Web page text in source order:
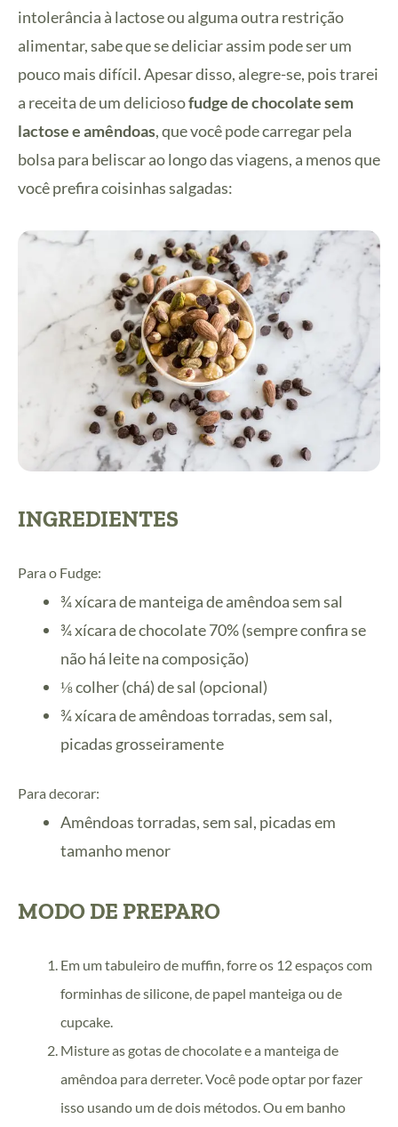
intolerância à lactose ou alguma outra restrição
alimentar, sabe que se deliciar assim pode ser um
pouco mais difícil. Apesar disso, alegre-se, pois trarei
a receita de um deliciosofudge de chocolate sem
lactose e amêndoas, que você pode carregar pela
bolsa para beliscar ao longo das viagens, a menos que
você prefira coisinhas salgadas:
INGREDIENTES
Para o Fudge:
¾ xícara de manteiga de amêndoa sem sal
¾ xícara de chocolate 70% (sempre confira se
não há leite na composição)
⅛ colher (chá) de sal (opcional)
¾ xícara de amêndoas torradas, sem sal,
picadas grosseiramente
Para decorar:
Amêndoas torradas, sem sal, picadas em
tamanho menor
MODO DE PREPARO
Em um tabuleiro de muffin, forre os 12 espaços com
forminhas de silicone, de papel manteiga ou de
cupcake.
Misture as gotas de chocolate e a manteiga de
amêndoa para derreter. Você pode optar por fazer
isso usando um de dois métodos. Ou em banho